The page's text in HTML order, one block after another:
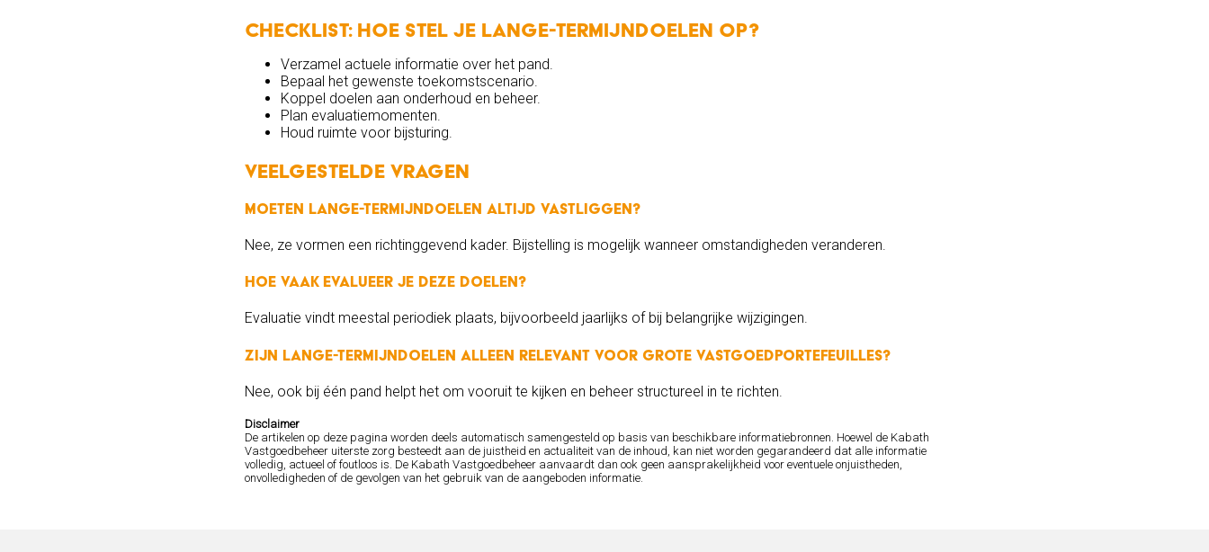
Checklist: hoe stel je lange-termijndoelen op?
Verzamel actuele informatie over het pand.
Bepaal het gewenste toekomstscenario.
Koppel doelen aan onderhoud en beheer.
Plan evaluatiemomenten.
Houd ruimte voor bijsturing.
Veelgestelde vragen
Moeten lange-termijndoelen altijd vastliggen?
Nee, ze vormen een richtinggevend kader. Bijstelling is mogelijk wanneer omstandigheden veranderen.
Hoe vaak evalueer je deze doelen?
Evaluatie vindt meestal periodiek plaats, bijvoorbeeld jaarlijks of bij belangrijke wijzigingen.
Zijn lange-termijndoelen alleen relevant voor grote vastgoedportefeuilles?
Nee, ook bij één pand helpt het om vooruit te kijken en beheer structureel in te richten.
Disclaimer
De artikelen op deze pagina worden deels automatisch samengesteld op basis van beschikbare informatiebronnen. Hoewel de Kabath
Vastgoedbeheer uiterste zorg besteedt aan de juistheid en actualiteit van de inhoud, kan niet worden gegarandeerd dat alle informatie
volledig, actueel of foutloos is. De Kabath Vastgoedbeheer aanvaardt dan ook geen aansprakelijkheid voor eventuele onjuistheden,
onvolledigheden of de gevolgen van het gebruik van de aangeboden informatie.